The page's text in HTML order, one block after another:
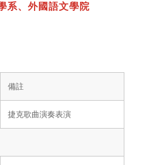
系、外國語文學院
備註
捷克歌曲演奏表演